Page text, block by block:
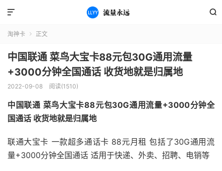


淘神卡  正文
中国联通 菜鸟大宝卡88元包30G通用流量
+3000分钟全国通话 收货地就是归属地
2022-09-08 阅读(1510)
中国联通 菜鸟大宝卡88元包30G通用流量+3000分钟全
国通话 收货地就是归属地
联通大宝卡 一款超多通话卡 88元月租 包括了30G通用流
量+3000分钟全国通话 适用于快递、外卖、招聘、电销等